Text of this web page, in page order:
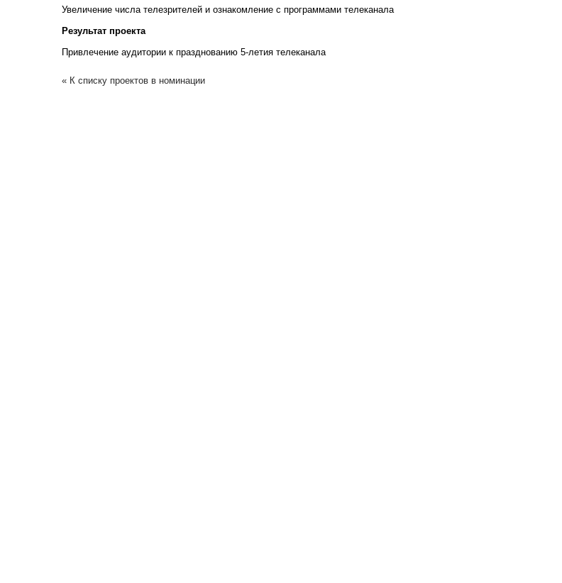
Увеличение числа телезрителей и ознакомление с программами телеканала
Результат проекта
Привлечение аудитории к празднованию 5-летия телеканала
« К списку проектов в номинации